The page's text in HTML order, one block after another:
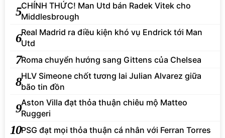
5CHÍNH THỨC! Man Utd bán Radek Vitek cho
Middlesbrough
6Real Madrid ra điều kiện khó vụ Endrick tới Man
Utd
7Roma chuyển hướng sang Gittens của Chelsea
8HLV Simeone chốt tương lai Julian Alvarez giữa
bão tin đồn
9Aston Villa đạt thỏa thuận chiêu mộ Matteo
Ruggeri
10PSG đạt mọi thỏa thuận cá nhân với Ferran Torres